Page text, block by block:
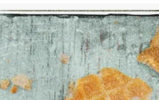
citroen 200 g fijne suiker 15 grote, rijpe
perziken* 1. Boen de schil van de citroen
schoon en rasp heel fijn; pers het sap uit en
zet weg. 2. Doe de suiker in een steelpan
schenk er 100 ml water bij. Voeg de
citroenrasp toe en verwarm al roerend tot
alle su